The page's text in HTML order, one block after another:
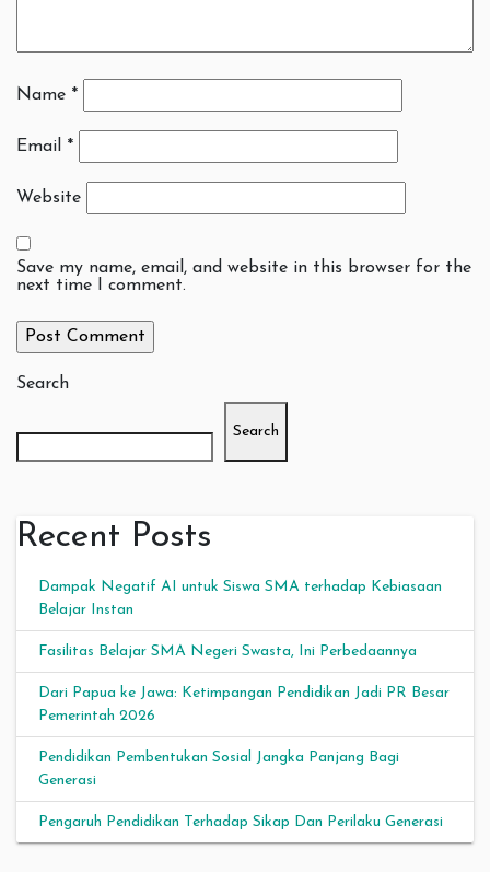
Name *
Email *
Website
Save my name, email, and website in this browser for the
next time I comment.
Search
Search
Recent Posts
Dampak Negatif AI untuk Siswa SMA terhadap Kebiasaan
Belajar Instan
Fasilitas Belajar SMA Negeri Swasta, Ini Perbedaannya
Dari Papua ke Jawa: Ketimpangan Pendidikan Jadi PR Besar
Pemerintah 2026
Pendidikan Pembentukan Sosial Jangka Panjang Bagi
Generasi
Pengaruh Pendidikan Terhadap Sikap Dan Perilaku Generasi